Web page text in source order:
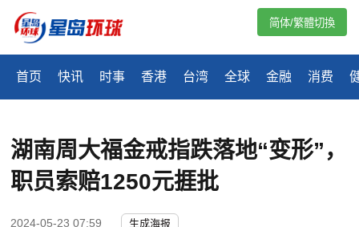
首页 快讯 时事 香港 台湾 全球 金融 消费
简体/繁體切換
湖南周大福金戒指跌落地“变形”，
职员索赔1250元捱批
2024-05-23 07:59 生成海报